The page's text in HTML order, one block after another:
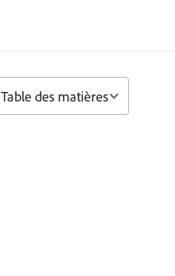
Table des matières